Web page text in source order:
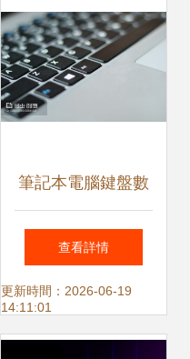
筆記本電腦鍵盤數
字鍵的奧秘 從硬件
設計到監控設備交
查看詳情
更新時間：2026-06-19
14:11:01